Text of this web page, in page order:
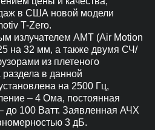
в США новой модели
T-Zero.
излучателем AMT (Air Motion
на 32 мм, а также двумя СЧ/
из плетеного
раздела в данной
на 2500 Гц,
– 4 Ома, постоянная
до 100 Ватт. Заявленная АЧХ
3 дБ.